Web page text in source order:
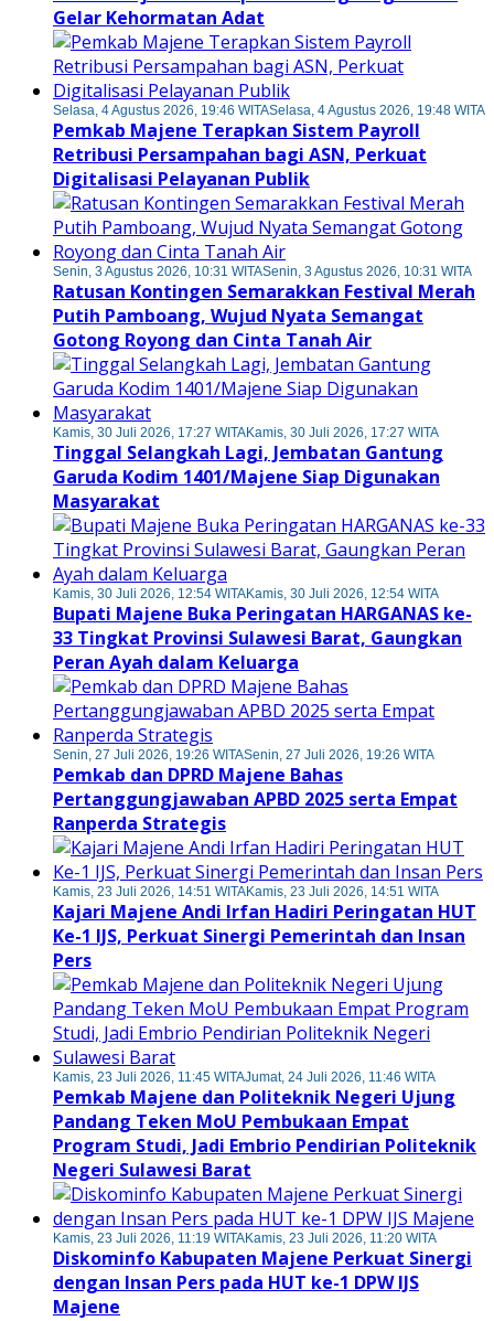
Gelar Kehormatan Adat
Selasa, 4 Agustus 2026, 19:46 WITASelasa, 4 Agustus 2026, 19:48 WITA
Pemkab Majene Terapkan Sistem Payroll
Retribusi Persampahan bagi ASN, Perkuat
Digitalisasi Pelayanan Publik
Senin, 3 Agustus 2026, 10:31 WITASenin, 3 Agustus 2026, 10:31 WITA
Ratusan Kontingen Semarakkan Festival Merah
Putih Pamboang, Wujud Nyata Semangat
Gotong Royong dan Cinta Tanah Air
Kamis, 30 Juli 2026, 17:27 WITAKamis, 30 Juli 2026, 17:27 WITA
Tinggal Selangkah Lagi, Jembatan Gantung
Garuda Kodim 1401/Majene Siap Digunakan
Masyarakat
Kamis, 30 Juli 2026, 12:54 WITAKamis, 30 Juli 2026, 12:54 WITA
Bupati Majene Buka Peringatan HARGANAS ke-
33 Tingkat Provinsi Sulawesi Barat, Gaungkan
Peran Ayah dalam Keluarga
Senin, 27 Juli 2026, 19:26 WITASenin, 27 Juli 2026, 19:26 WITA
Pemkab dan DPRD Majene Bahas
Pertanggungjawaban APBD 2025 serta Empat
Ranperda Strategis
Kamis, 23 Juli 2026, 14:51 WITAKamis, 23 Juli 2026, 14:51 WITA
Kajari Majene Andi Irfan Hadiri Peringatan HUT
Ke-1 IJS, Perkuat Sinergi Pemerintah dan Insan
Pers
Kamis, 23 Juli 2026, 11:45 WITAJumat, 24 Juli 2026, 11:46 WITA
Pemkab Majene dan Politeknik Negeri Ujung
Pandang Teken MoU Pembukaan Empat
Program Studi, Jadi Embrio Pendirian Politeknik
Negeri Sulawesi Barat
Kamis, 23 Juli 2026, 11:19 WITAKamis, 23 Juli 2026, 11:20 WITA
Diskominfo Kabupaten Majene Perkuat Sinergi
dengan Insan Pers pada HUT ke-1 DPW IJS
Majene